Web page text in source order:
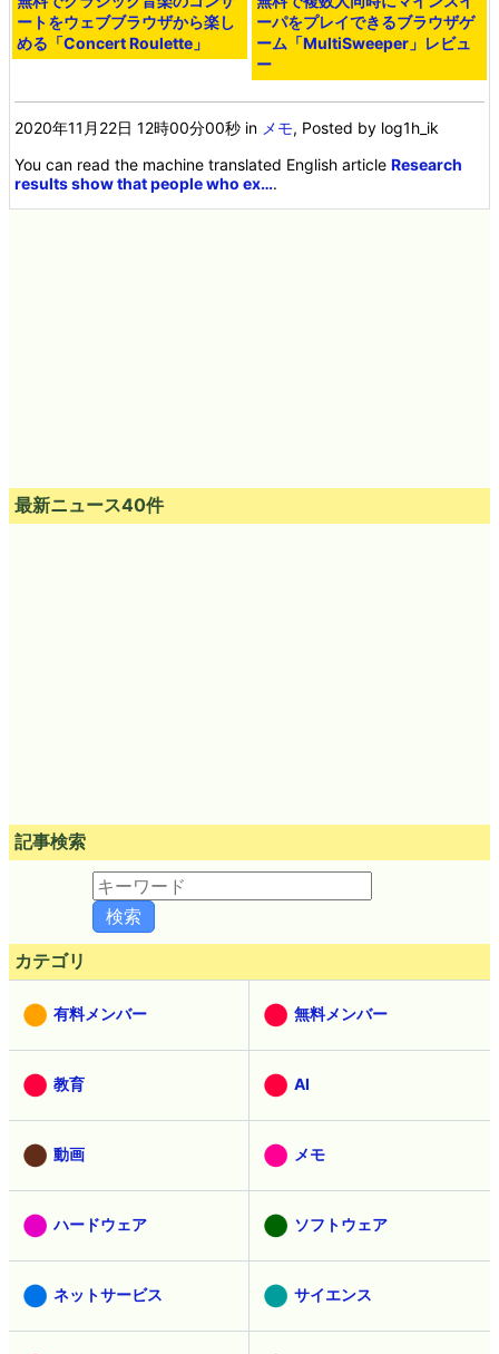
ートをウェブブラウザから楽し
める「Concert Roulette」
ーパをプレイできるブラウザゲ
ーム「MultiSweeper」レビュ
ー
2020年11月22日 12時00分00秒 in メモ, Posted by log1h_ik
You can read the machine translated English articleResearch
results show that people who ex….
最新ニュース40件
記事検索
カテゴリ
有料メンバー 無料メンバー
教育 AI
動画 メモ
ハードウェア ソフトウェア
ネットサービス サイエンス